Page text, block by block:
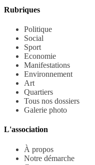
Rubriques
Politique
Social
Sport
Economie
Manifestations
Environnement
Art
Quartiers
Tous nos dossiers
Galerie photo
L'association
À propos
Notre démarche